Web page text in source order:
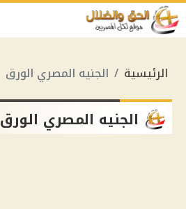
الرئيسية الجنيه المصري الورق
الجنيه المصري الورق